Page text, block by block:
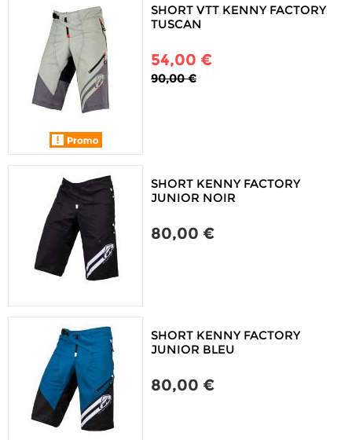
SHORT VTT KENNY FACTORY
TUSCAN
54,00 €
90,00 €
SHORT KENNY FACTORY
JUNIOR NOIR
80,00 €
SHORT KENNY FACTORY
JUNIOR BLEU
80,00 €